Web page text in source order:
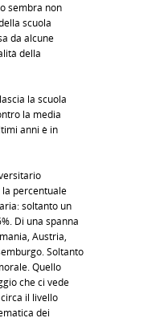
sembra non
scuola
da alcune
della
la scuola
la media
anni è in
la percentuale
soltanto un
Di una spanna
Austria,
Soltanto
Quello
che ci vede
il livello
dei